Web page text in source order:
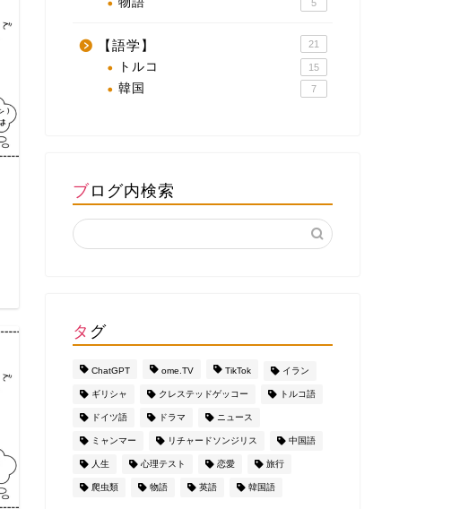
5
【語学】 21
トルコ 15
韓国 7
ブログ内検索
タグ
ChatGPT ome.TV TikTok イラン
ギリシャ クレステッドゲッコー トルコ語
ドイツ語 ドラマ ニュース
ミャンマー リチャードソンジリス 中国語
人生 心理テスト 恋愛 旅行
爬虫類 物語 英語 韓国語